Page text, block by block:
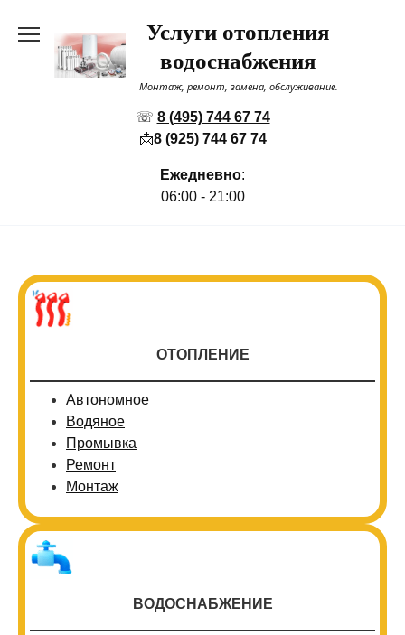
содержанию
Услуги отопления
водоснабжения
Монтаж, ремонт, замена, обслуживание.
☏ 8 (495) 744 67 74
📩8 (925) 744 67 74
Ежедневно:
06:00 - 21:00
ОТОПЛЕНИЕ
Автономное
Водяное
Промывка
Ремонт
Монтаж
ВОДОСНАБЖЕНИЕ